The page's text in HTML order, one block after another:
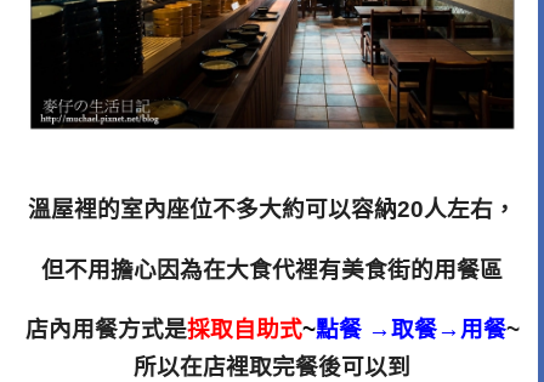
溫屋裡的室內座位不多大約可以容納20人左右，
但不用擔心因為在大食代裡有美食街的用餐區
店內用餐方式是採取自助式~點餐 →取餐→用餐~
所以在店裡取完餐後可以到